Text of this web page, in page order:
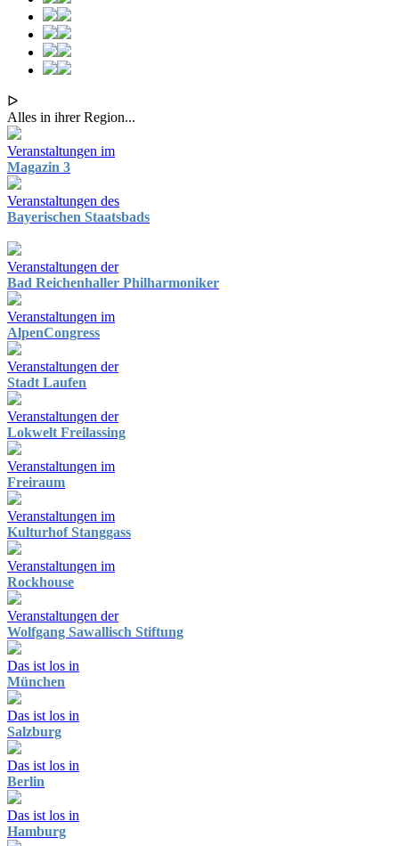
ᐅ
Alles in ihrer Region...
Veranstaltungen im
Magazin 3
Veranstaltungen des
Bayerischen Staatsbads
Veranstaltungen der
Bad Reichenhaller Philharmoniker
Veranstaltungen im
AlpenCongress
Veranstaltungen der
Stadt Laufen
Veranstaltungen der
Lokwelt Freilassing
Veranstaltungen im
Freiraum
Veranstaltungen im
Kulturhof Stanggass
Veranstaltungen im
Rockhouse
Veranstaltungen der
Wolfgang Sawallisch Stiftung
Das ist los in
München
Das ist los in
Salzburg
Das ist los in
Berlin
Das ist los in
Hamburg